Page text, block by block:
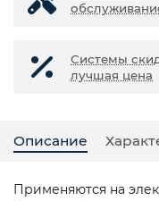
Системы
лучшая цена
Описание
Применяются на